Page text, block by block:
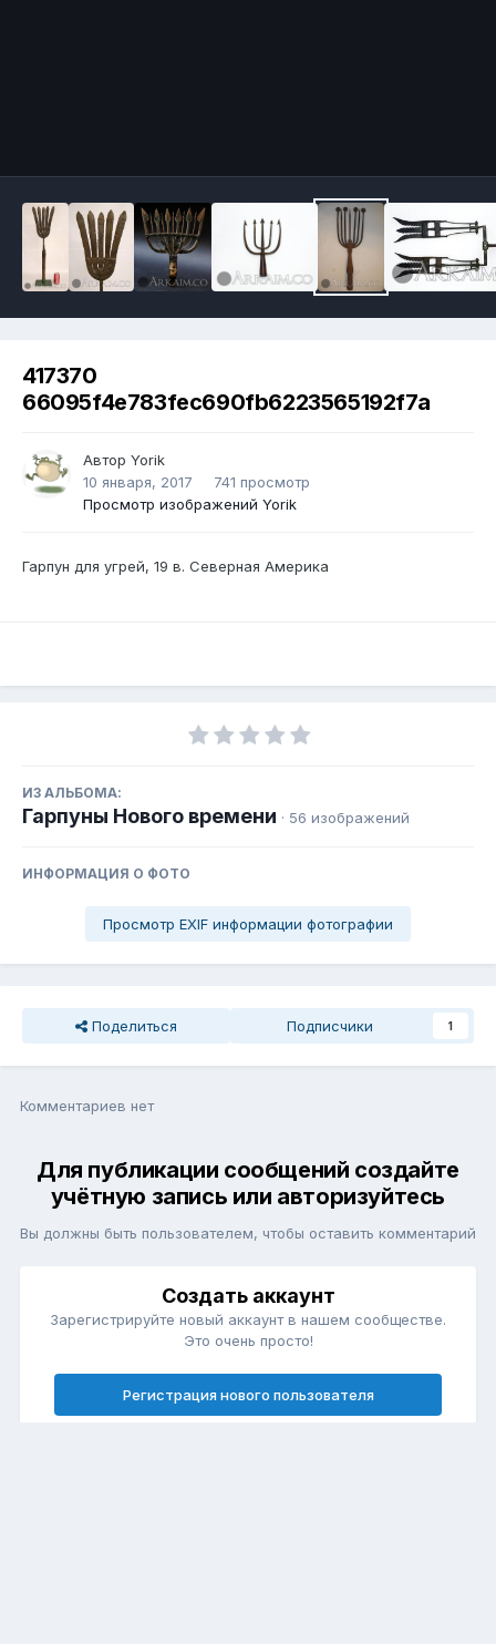
417370
66095f4e783fec690fb6223565192f7a
Автор Yorik
10 января, 2017
741 просмотр
Просмотр изображений Yorik
Гарпун для угрей, 19 в. Северная Америка
ИЗ АЛЬБОМА:
Гарпуны Нового времени · 56 изображений
ИНФОРМАЦИЯ О ФОТО
Просмотр EXIF информации фотографии
Поделиться Подписчики 1
Комментариев нет
Для публикации сообщений создайте
учётную запись или авторизуйтесь
Вы должны быть пользователем, чтобы оставить комментарий
Создать аккаунт
Зарегистрируйте новый аккаунт в нашем сообществе.
Это очень просто!
Регистрация нового пользователя